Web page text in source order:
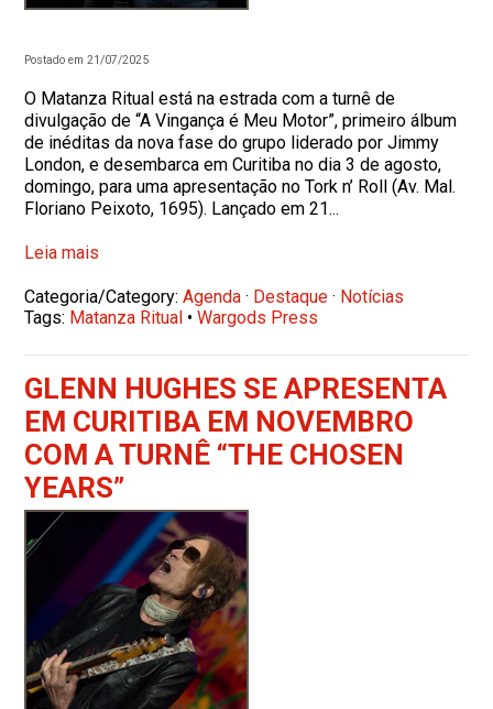
Postado em 21/07/2025
O Matanza Ritual está na estrada com a turnê de
divulgação de “A Vingança é Meu Motor”, primeiro álbum
de inéditas da nova fase do grupo liderado por Jimmy
London, e desembarca em Curitiba no dia 3 de agosto,
domingo, para uma apresentação no Tork n’ Roll (Av. Mal.
Floriano Peixoto, 1695). Lançado em 21...
Leia mais
Categoria/Category:Agenda · Destaque · Notícias
Tags: Matanza Ritual •Wargods Press
GLENN HUGHES SE APRESENTA
EM CURITIBA EM NOVEMBRO
COM A TURNÊ “THE CHOSEN
YEARS”